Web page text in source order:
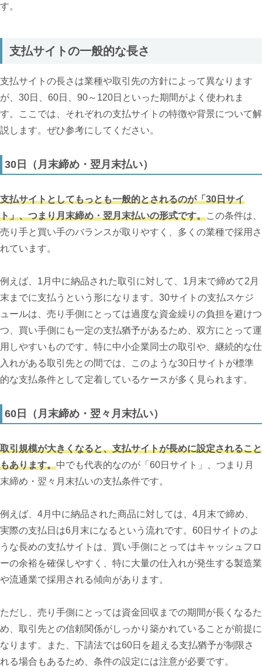
す。
支払サイトの一般的な長さ
支払サイトの長さは業種や取引先の方針によって異なります
が、30日、60日、90～120日といった期間がよく使われま
す。ここでは、それぞれの支払サイトの特徴や背景について解
説します。ぜひ参考にしてください。
30日（月末締め・翌月末払い）
支払サイトとしてもっとも一般的とされるのが「30日サイ
ト」、つまり月末締め・翌月末払いの形式です。この条件は、
売り手と買い手のバランスが取りやすく、多くの業種で採用さ
れています。
例えば、1月中に納品された取引に対して、1月末で締めて2月
末までに支払うという形になります。30サイトの支払スケジ
ュールは、売り手側にとっては過度な資金繰りの負担を避けつ
つ、買い手側にも一定の支払猶予があるため、双方にとって運
用しやすいものです。特に中小企業同士の取引や、継続的な仕
入れがある取引先との間では、このような30日サイトが標準
的な支払条件として定着しているケースが多く見られます。
60日（月末締め・翌々月末払い）
取引規模が大きくなると、支払サイトが長めに設定されること
もあります。中でも代表的なのが「60日サイト」、つまり月
末締め・翌々月末払いの支払条件です。
例えば、4月中に納品された商品に対しては、4月末で締め、
実際の支払日は6月末になるという流れです。60日サイトのよ
うな長めの支払サイトは、買い手側にとってはキャッシュフロ
ーの余裕を確保しやすく、特に大量の仕入れが発生する製造業
や流通業で採用される傾向があります。
ただし、売り手側にとっては資金回収までの期間が長くなるた
め、取引先との信頼関係がしっかり築かれていることが前提に
なります。また、下請法では60日を超える支払猶予が制限さ
れる場合もあるため、条件の設定には注意が必要です。